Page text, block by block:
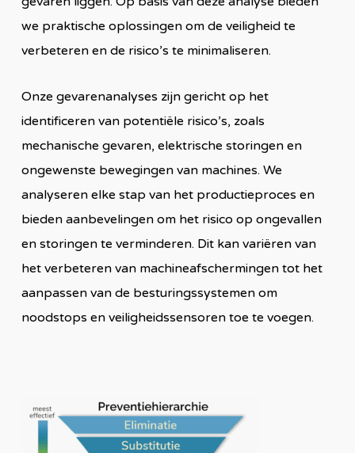
we praktische oplossingen om de veiligheid te
verbeteren en de risico’s te minimaliseren.
Onze gevarenanalyses zijn gericht op het
identificeren van potentiële risico’s, zoals
mechanische gevaren, elektrische storingen en
ongewenste bewegingen van machines. We
analyseren elke stap van het productieproces en
bieden aanbevelingen om het risico op ongevallen
en storingen te verminderen. Dit kan variëren van
het verbeteren van machineafschermingen tot het
aanpassen van de besturingssystemen om
noodstops en veiligheidssensoren toe te voegen.